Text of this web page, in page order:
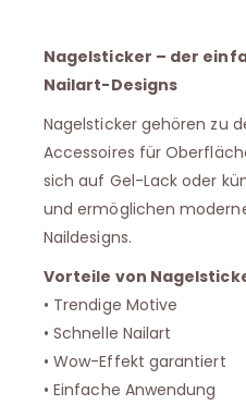
Nagelsticker – der
Nailart-Designs
Nagelsticker gehören zu
Accessoires für
sich auf Gel-Lack oder
und ermöglichen
Naildesigns.
Vorteile von
• Trendige Motive
• Schnelle Nailart
• Wow-Effekt garantiert
• Einfache Anwendung